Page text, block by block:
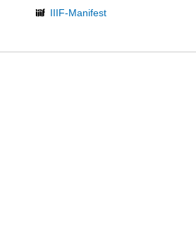
IIIF-Manifest